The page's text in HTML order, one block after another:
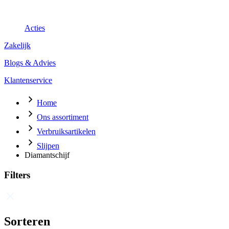
Acties
Zakelijk
Blogs & Advies
Klantenservice
Home
Ons assortiment
Verbruiksartikelen
Slijpen
Diamantschijf
Filters
Sorteren